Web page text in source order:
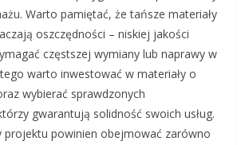
Warto pamiętać, że tańsze materiały
oszczędności – niskiej jakości
częstszej wymiany lub naprawy w
warto inwestować w materiały o
wybierać sprawdzonych
gwarantują solidność swoich usług.
projektu powinien obejmować zarówno